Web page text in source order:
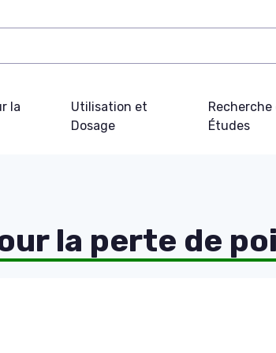
la
Utilisation et
Dosage
Recherche
Études
la perte de